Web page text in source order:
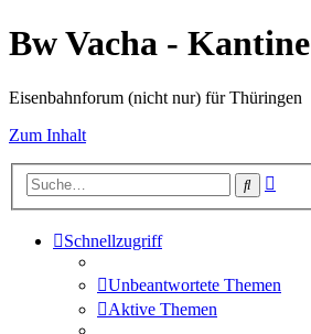
Bw Vacha - Kantine
Eisenbahnforum (nicht nur) für Thüringen
Zum Inhalt
Suche
Schnellzugriff
Unbeantwortete Themen
Aktive Themen